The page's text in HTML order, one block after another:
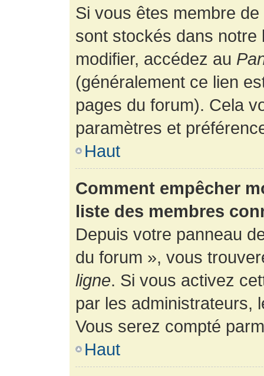
Si vous êtes membre
sont stockés dans
modifier, accédez au
(généralement ce lien
pages du forum). Cela
paramètres et
Haut
Comment empêcher
liste des membres
Depuis votre panneau
du forum », vous
ligne. Si vous activez
par les administrateurs,
Vous serez compté
Haut